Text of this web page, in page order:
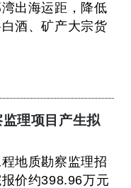
出海运距，降低
酒、矿产大宗货
理项目产生拟
地质勘察监理招
价约398.96万元